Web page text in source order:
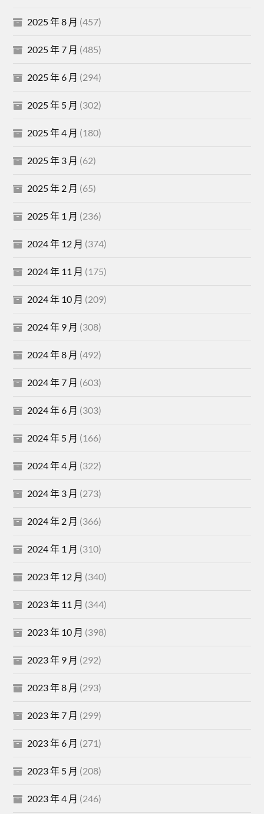
2025 年 8 月 (457)
2025 年 7 月 (485)
2025 年 6 月 (294)
2025 年 5 月 (302)
2025 年 4 月 (180)
2025 年 3 月 (62)
2025 年 2 月 (65)
2025 年 1 月 (236)
2024 年 12 月 (374)
2024 年 11 月 (175)
2024 年 10 月 (209)
2024 年 9 月 (308)
2024 年 8 月 (492)
2024 年 7 月 (603)
2024 年 6 月 (303)
2024 年 5 月 (166)
2024 年 4 月 (322)
2024 年 3 月 (273)
2024 年 2 月 (366)
2024 年 1 月 (310)
2023 年 12 月 (340)
2023 年 11 月 (344)
2023 年 10 月 (398)
2023 年 9 月 (292)
2023 年 8 月 (293)
2023 年 7 月 (299)
2023 年 6 月 (271)
2023 年 5 月 (208)
2023 年 4 月 (246)